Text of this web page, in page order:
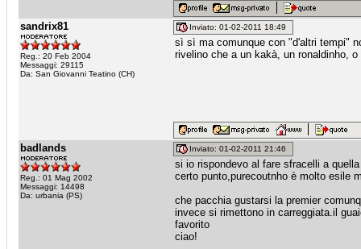
sandrix81
Reg.: 20 Feb 2004
Messaggi: 29115
Da: San Giovanni Teatino (CH)
Inviato: 01-02-2011 18:49
sì sì ma comunque con "d'altri tempi"
rivelino che a un kakà, un ronaldinho,
badlands
Reg.: 01 Mag 2002
Messaggi: 14498
Da: urbania (PS)
Inviato: 01-02-2011 21:46
si io rispondevo al fare sfracelli a
certo punto,purecoutnho è molto esile
che pacchia gustarsi la premier
invece si rimettono in carreggiata.il
favorito
ciao!